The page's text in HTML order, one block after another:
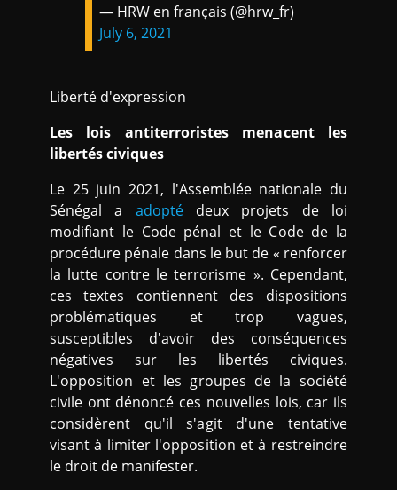
— HRW en français (@hrw_fr)
July 6, 2021
Liberté d'expression
Les lois antiterroristes menacent les
libertés civiques
Le 25 juin 2021, l'Assemblée nationale du
Sénégal a adoptédeux projets de loi
modifiant le Code pénal et le Code de la
procédure pénale dans le but de « renforcer
la lutte contre le terrorisme ». Cependant,
ces textes contiennent des dispositions
problématiques et trop vagues,
susceptibles d'avoir des conséquences
négatives sur les libertés civiques.
L'opposition et les groupes de la société
civile ont dénoncé ces nouvelles lois, car ils
considèrent qu'il s'agit d'une tentative
visant à limiter l'opposition et à restreindre
le droit de manifester.